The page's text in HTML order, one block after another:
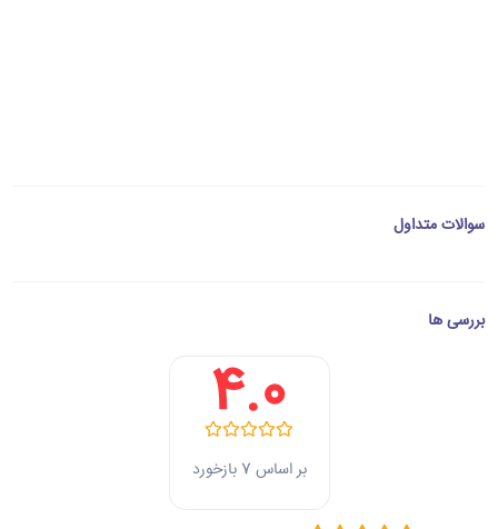
سوالات متداول
بررسی ها
4.0
بر اساس 7 بازخورد